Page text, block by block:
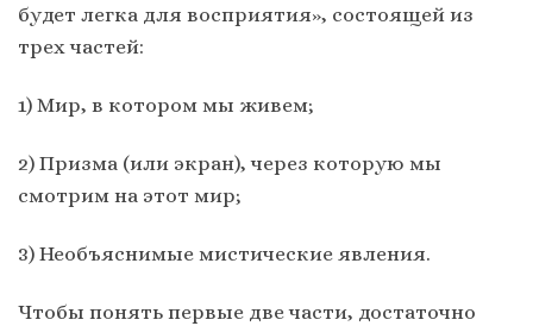
будет легка для восприятия», состоящей из
трех частей:
1) Мир, в котором мы живем;
2) Призма (или экран), через которую мы
смотрим на этот мир;
3) Необъяснимые мистические явления.
Чтобы понять первые две части, достаточно